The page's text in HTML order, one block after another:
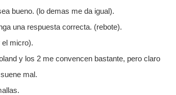
bueno. (lo demas me da igual).
una respuesta correcta. (rebote).
el micro).
y los 2 me convencen bastante, pero claro
mal.